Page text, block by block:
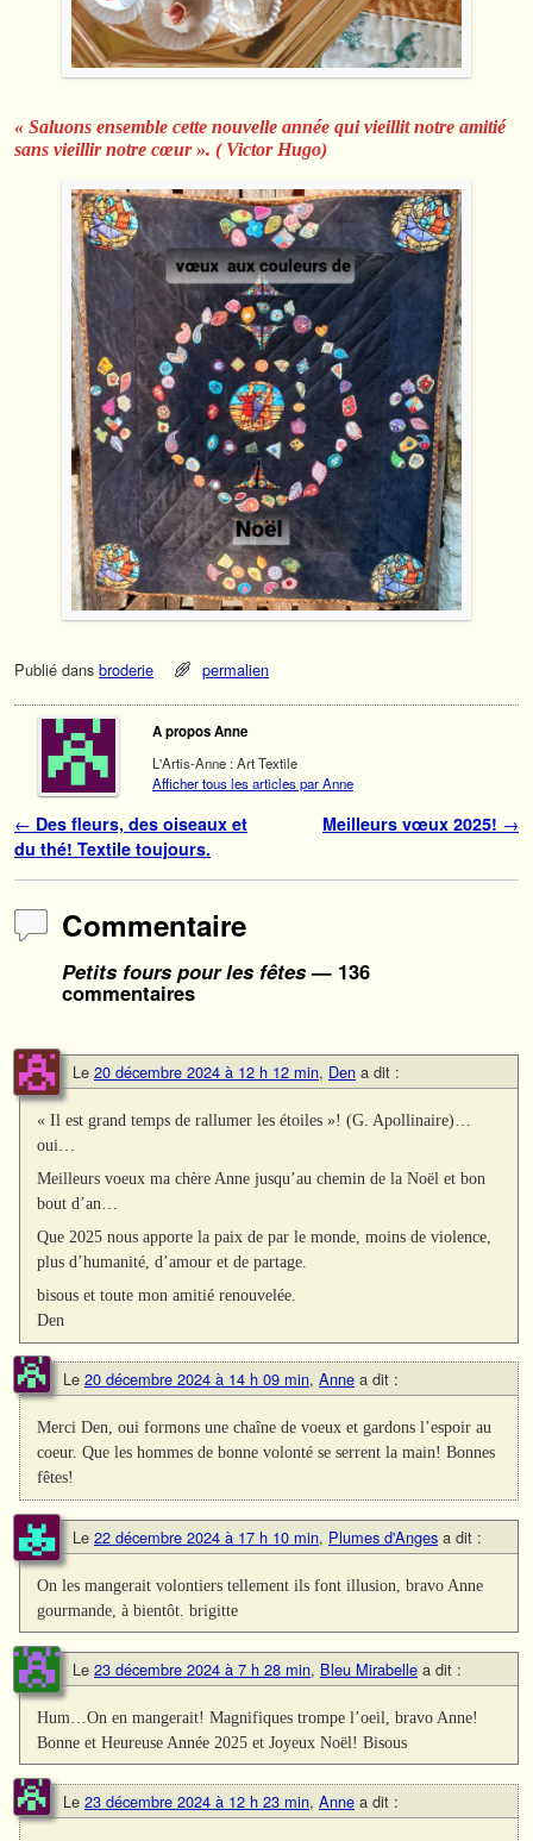
« Saluons ensemble cette nouvelle année qui vieillit notre amitié
sans vieillir notre cœur ». ( Victor Hugo)
Publié dans broderie permalien
A propos Anne
L'Artis-Anne : Art Textile
Afficher tous les articles par Anne
Navigation des articles
← Des fleurs, des oiseaux et
du thé! Textile toujours.
Meilleurs vœux 2025! →
Commentaire
Petits fours pour les fêtes— 136
commentaires
Le 20 décembre 2024 à 12 h 12 min, Den a dit :
« Il est grand temps de rallumer les étoiles »! (G. Apollinaire)…
oui…
Meilleurs voeux ma chère Anne jusqu’au chemin de la Noël et bon
bout d’an…
Que 2025 nous apporte la paix de par le monde, moins de violence,
plus d’humanité, d’amour et de partage.
bisous et toute mon amitié renouvelée.
Den
Le 20 décembre 2024 à 14 h 09 min, Anne a dit :
Merci Den, oui formons une chaîne de voeux et gardons l’espoir au
coeur. Que les hommes de bonne volonté se serrent la main! Bonnes
fêtes!
Le 22 décembre 2024 à 17 h 10 min, Plumes d'Anges a dit :
On les mangerait volontiers tellement ils font illusion, bravo Anne
gourmande, à bientôt. brigitte
Le 23 décembre 2024 à 7 h 28 min, Bleu Mirabelle a dit :
Hum…On en mangerait! Magnifiques trompe l’oeil, bravo Anne!
Bonne et Heureuse Année 2025 et Joyeux Noël! Bisous
Le 23 décembre 2024 à 12 h 23 min, Anne a dit :